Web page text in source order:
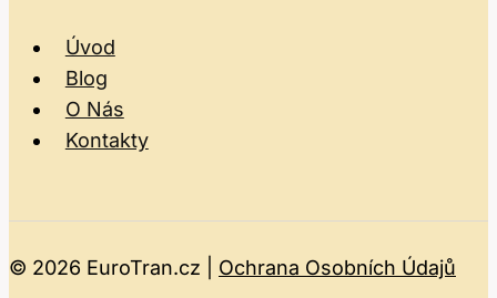
Úvod
Blog
O Nás
Kontakty
© 2026 EuroTran.cz | Ochrana Osobních Údajů